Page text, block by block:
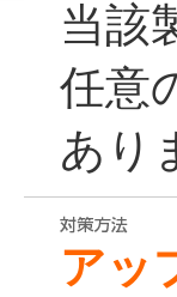
当該
任意
あり
アッ